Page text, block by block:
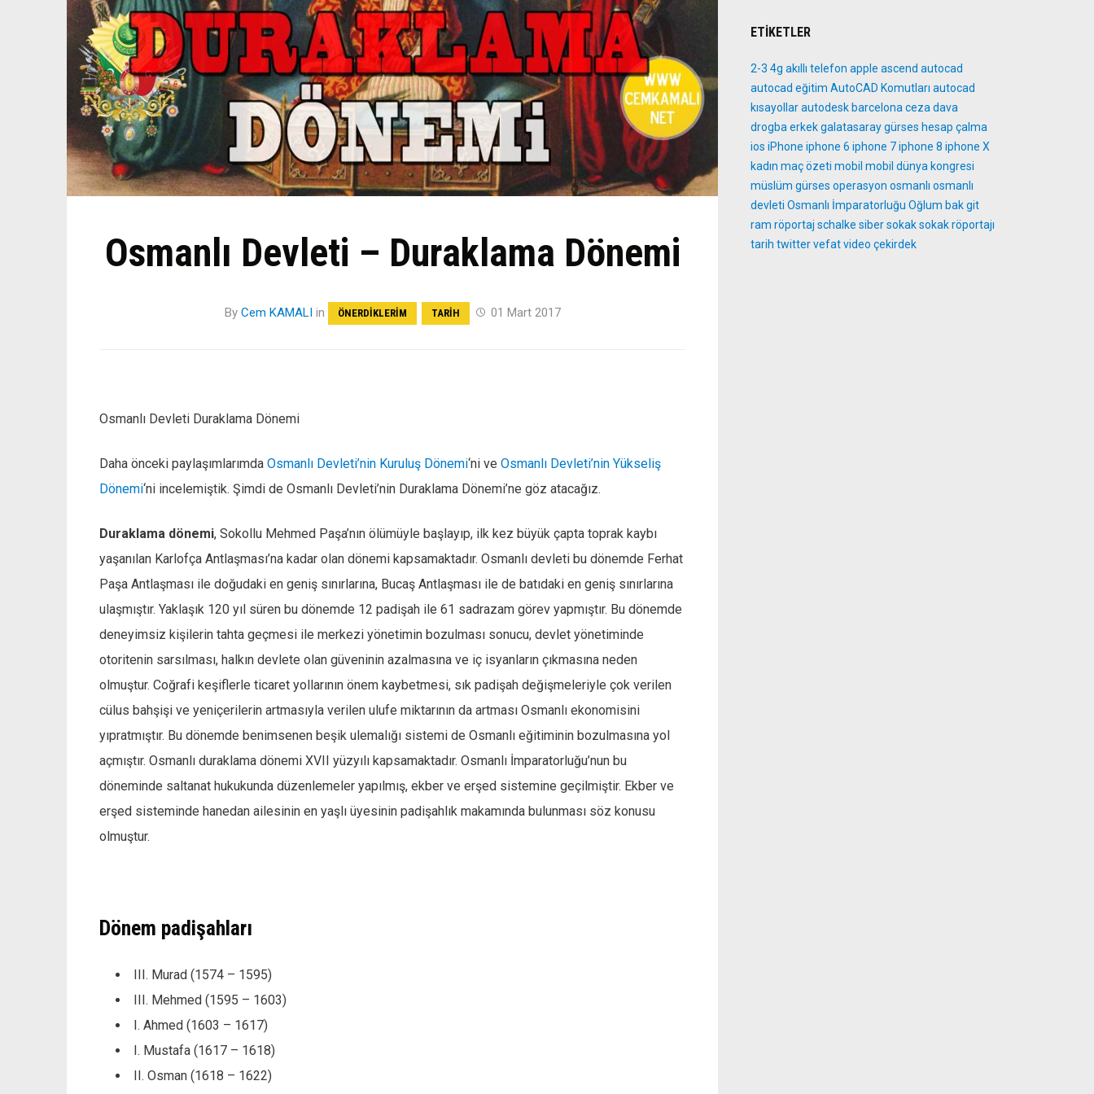
Osmanlı Devleti – Duraklama Dönemi
By Cem KAMALIin ÖNERDIKLERIM TARIH 01 Mart 2017
Osmanlı Devleti Duraklama Dönemi
Daha önceki paylaşımlarımda Osmanlı Devleti’nin Kuruluş Dönemi‘ni ve Osmanlı Devleti’nin Yükseliş
Dönemi‘ni incelemiştik. Şimdi de Osmanlı Devleti’nin Duraklama Dönemi’ne göz atacağız.
Duraklama dönemi, Sokollu Mehmed Paşa’nın ölümüyle başlayıp, ilk kez büyük çapta toprak kaybı
yaşanılan Karlofça Antlaşması’na kadar olan dönemi kapsamaktadır. Osmanlı devleti bu dönemde Ferhat
Paşa Antlaşması ile doğudaki en geniş sınırlarına, Bucaş Antlaşması ile de batıdaki en geniş sınırlarına
ulaşmıştır. Yaklaşık 120 yıl süren bu dönemde 12 padişah ile 61 sadrazam görev yapmıştır. Bu dönemde
deneyimsiz kişilerin tahta geçmesi ile merkezi yönetimin bozulması sonucu, devlet yönetiminde
otoritenin sarsılması, halkın devlete olan güveninin azalmasına ve iç isyanların çıkmasına neden
olmuştur. Coğrafi keşiflerle ticaret yollarının önem kaybetmesi, sık padişah değişmeleriyle çok verilen
cülus bahşişi ve yeniçerilerin artmasıyla verilen ulufe miktarının da artması Osmanlı ekonomisini
yıpratmıştır. Bu dönemde benimsenen beşik ulemalığı sistemi de Osmanlı eğitiminin bozulmasına yol
açmıştır. Osmanlı duraklama dönemi XVII yüzyılı kapsamaktadır. Osmanlı İmparatorluğu’nun bu
döneminde saltanat hukukunda düzenlemeler yapılmış, ekber ve erşed sistemine geçilmiştir. Ekber ve
erşed sisteminde hanedan ailesinin en yaşlı üyesinin padişahlık makamında bulunması söz konusu
olmuştur.
Dönem padişahları
III. Murad (1574 – 1595)
III. Mehmed (1595 – 1603)
I. Ahmed (1603 – 1617)
I. Mustafa (1617 – 1618)
II. Osman (1618 – 1622)
ETIKETLER
2-3 4g akıllı telefon apple ascend autocad
autocad eğitim AutoCAD Komutları autocad
kısayollarautodesk barcelona ceza dava
drogba erkekgalatasaraygürses hesap çalma
ios iPhone iphone 6 iphone 7iphone 8 iphone X
kadın maç özeti mobil mobil dünya kongresi
müslüm gürses operasyon osmanlı osmanlı
devleti Osmanlı İmparatorluğu Oğlum bak git
ram röportaj schalke sibersokaksokak röportajı
tarih twittervefatvideo çekirdek